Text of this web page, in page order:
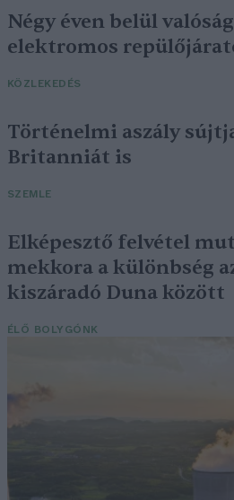
Négy éven belül
elektromos
KÖZLEKEDÉS
Történelmi aszály
Britanniát is
SZEMLE
Elképesztő felvétel
mekkora a különbség
kiszáradó Duna között
ÉLŐ BOLYGÓNK